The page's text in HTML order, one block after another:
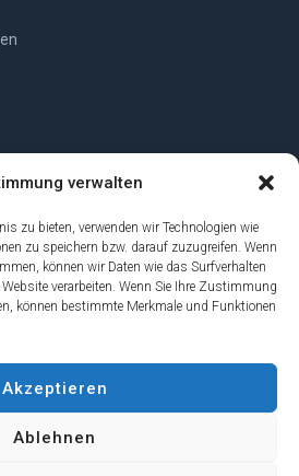
verwalten
zu bieten, verwenden wir Technologien wie
zu speichern bzw. darauf zuzugreifen. Wenn
können wir Daten wie das Surfverhalten
verarbeiten. Wenn Sie Ihre Zustimmung
können bestimmte Merkmale und Funktionen
Akzeptieren
Ablehnen
widerrufen